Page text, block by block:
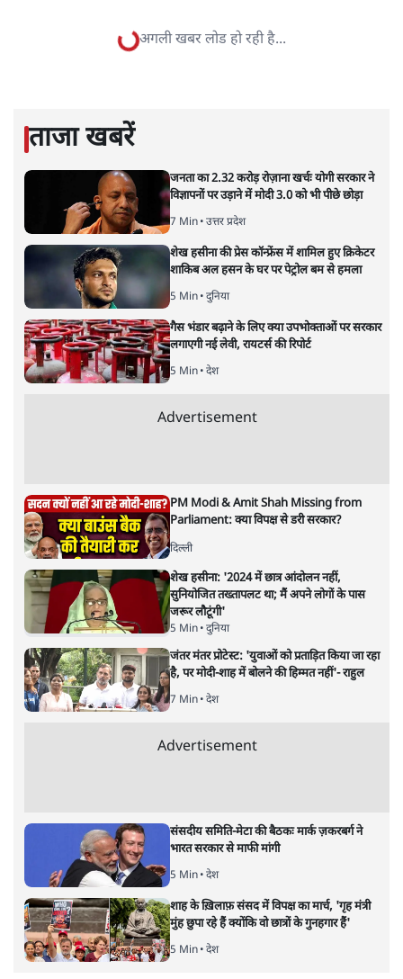
Satya Hindi News Bulletin ।
न्यूज़ बुलेटिन| 17 MAY, 2026
ट्रंप प्रशासन ने ईरान युद्ध के बीच भारत की अपील को ठुकराते हुए
रूसी कच्चे तेल पर दी गई पाबंदी की बड़ी छूट को खत्म कर दिया है।
डाउनलोडकरें
अगली खबर लोड हो रही है...
ताजा खबरें